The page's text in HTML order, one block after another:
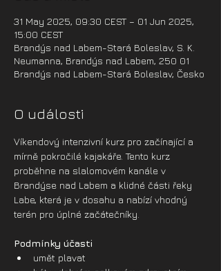
31 May 2025, 09:30 CEST – 01 Jun 2025,
15:00 CEST
Brandýs nad Labem-Stará Boleslav, S. K.
Neumanna, Brandýs nad Labem, 250 01
Brandýs nad Labem-Stará Boleslav, Česko
O události
Víkendový intenzivní kurz pro začínající a
mírně pokročilé kajakáře. Tento kurz
proběhne na slalomovém kanále v
Brandýse nad Labem a klidné části řeky
Labe, která je v dosahu a nabízí vhodný
terén pro úplné začátečníky.
Podmínky účasti
umět plavat